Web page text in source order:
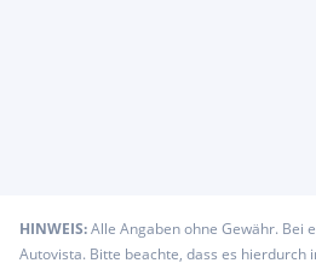
HINWEIS:Alle Angaben ohne Gewähr. Bei
Autovista. Bitte beachte, dass es hierdurch